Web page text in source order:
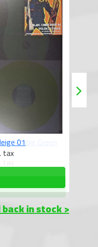
01
tax
in stock >